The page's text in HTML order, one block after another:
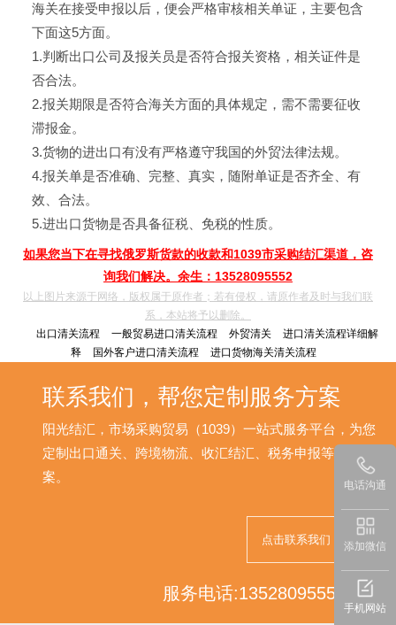
海关在接受申报以后，便会严格审核相关单证，主要包含
下面这5方面。
1.判断出口公司及报关员是否符合报关资格，相关证件是
否合法。
2.报关期限是否符合海关方面的具体规定，需不需要征收
滞报金。
3.货物的进出口有没有严格遵守我国的外贸法律法规。
4.报关单是否准确、完整、真实，随附单证是否齐全、有
效、合法。
5.进出口货物是否具备征税、免税的性质。
如果您当下在寻找俄罗斯货款的收款和1039市采购结汇渠道，咨
询我们解决。余生：13528095552
以上图片来源于网络，版权属于原作者；若有侵权，请原作者及时与我们联
系，本站将予以删除。
出口清关流程
一般贸易进口清关流程 外贸清关
进口清关流程详细解
释
国外客户进口清关流程 进口货物海关清关流程
联系我们，帮您定制服务方案
阳光结汇，市场采购贸易（1039）一站式服务平台，为您
定制出口通关、跨境物流、收汇结汇、税务申报等解决方
案。
点击联系我们
服务电话:13528095552
电话沟通
添加微信
手机网站